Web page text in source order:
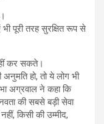
भी पूरी तरह सुरक्षित रूप से
कर सकते।
हो, तो ये लोग भी
अग्रवाल ने कहा कि
की सबसे बड़ी सेवा
किसी की उम्मीद,